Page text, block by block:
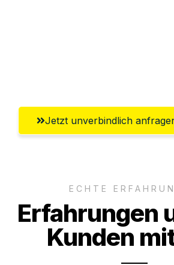
Jetzt unverbindlich
ECHTE
Erfahrungen
Kunden